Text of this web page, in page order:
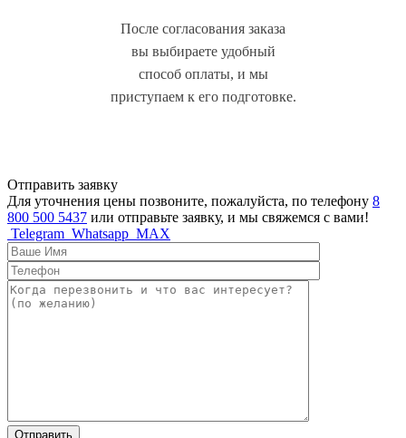
После согласования заказа
вы выбираете удобный
способ оплаты, и мы
приступаем к его подготовке.
Отправить заявку
Для уточнения цены позвоните, пожалуйста, по телефону 8
800 500 5437 или отправьте заявку, и мы свяжемся с вами!
Telegram Whatsapp MAX
Отправить